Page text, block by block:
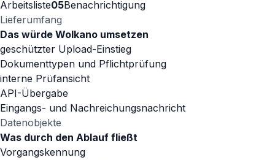
Arbeitsliste05Benachrichtigung
Lieferumfang
Das würde Wolkano umsetzen
geschützter Upload-Einstieg
Dokumenttypen und Pflichtprüfung
interne Prüfansicht
API-Übergabe
Eingangs- und Nachreichungsnachricht
Datenobjekte
Was durch den Ablauf fließt
Vorgangskennung